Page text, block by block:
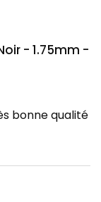
- 1.75mm -
bonne qualité